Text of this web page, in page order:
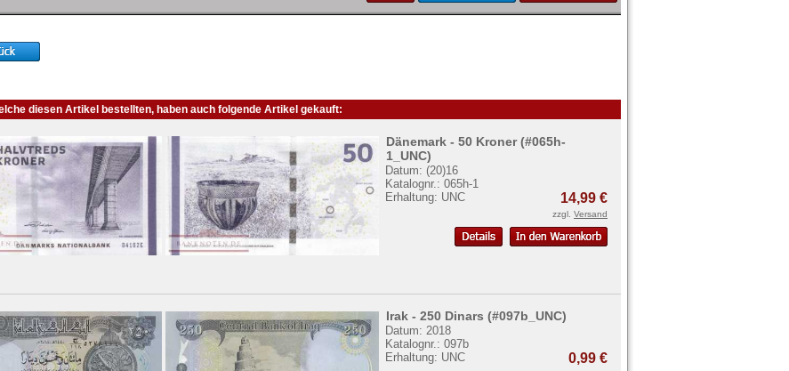
diesen Artikel bestellten, haben auch folgende Artikel gekauft:
Dänemark - 50 Kroner (#065h-
1_UNC)
Datum: (20)16
Katalognr.: 065h-1
Erhaltung: UNC
14,99 €
zzgl. Versand
Irak - 250 Dinars (#097b_UNC)
Datum: 2018
Katalognr.: 097b
Erhaltung: UNC
0,99 €